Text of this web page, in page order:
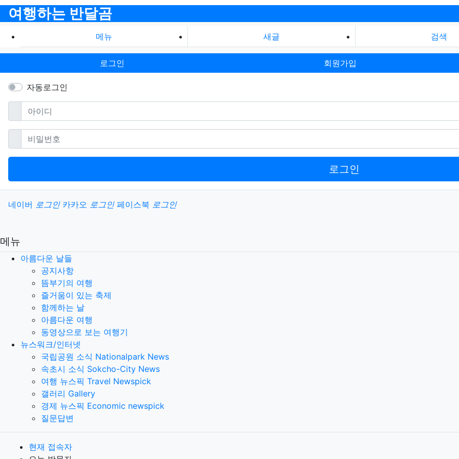
여행하는 반달곰
메뉴 새글 검색
로그인 회원가입
자동로그인
아이디필수
비밀번호필수
로그인
소셜계정으로 로그인
네이버 로그인 카카오 로그인 페이스북 로그인
메뉴
아름다운 날들
공지사항
뜸부기의 여행
즐거움이 있는 축제
함께하는 날
아름다운 여행
동영상으로 보는 여행기
뉴스워크/인터넷
국립공원 소식 Nationalpark News
속초시 소식 Sokcho-City News
여행 뉴스픽 Travel Newspick
갤러리 Gallery
경제 뉴스픽 Economic newspick
질문답변
현재 접속자